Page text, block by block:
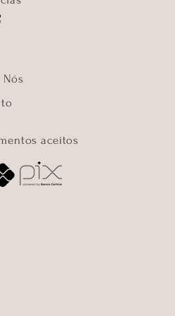
Nós
aceitos